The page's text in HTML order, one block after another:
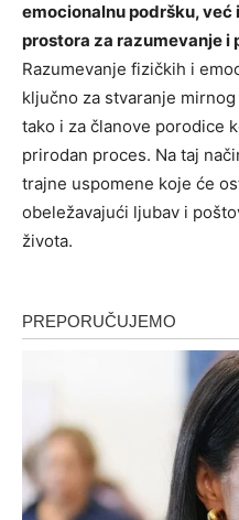
emocionalnu podršku, već
prostora za razumevanje i
Razumevanje fizičkih i
ključno za stvaranje
tako i za članove porodice
prirodan proces. Na taj
trajne uspomene koje će
obeležavajući ljubav i
života.